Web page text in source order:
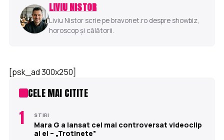
LIVIU NISTOR
Liviu Nistor scrie pe bravonet.ro despre showbiz,
horoscop și călătorii.
[psk_ad 300x250]
CELE MAI CITITE
1 STIRI
Mara G a lansat cel mai controversat videoclip
al ei – „Trotinete”